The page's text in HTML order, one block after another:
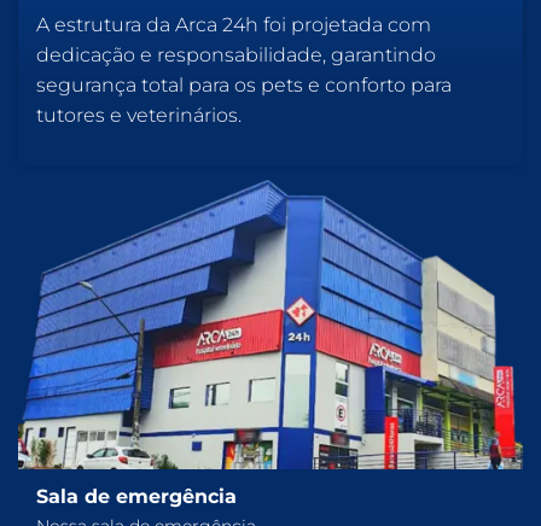
A estrutura da Arca 24h foi projetada com
dedicação e responsabilidade, garantindo
segurança total para os pets e conforto para
tutores e veterinários.
Sala de emergência